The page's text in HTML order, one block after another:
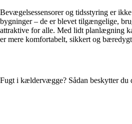
Bevægelsessensorer og tidsstyring er
bygninger – de er blevet tilgængelige,
attraktive for alle. Med lidt planlægning
er mere komfortabelt, sikkert og
Fugt i kældervægge? Sådan beskytter du